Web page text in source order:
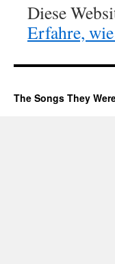
Diese
Erfahre,
The Songs They